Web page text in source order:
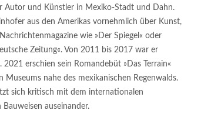
Autor und Künstler in Mexiko-Stadt und Dahn.
aus den Amerikas vornehmlich über Kunst,
wie »Der Spiegel« oder
Zeitung«. Von 2011 bis 2017 war er
erschien sein Romandebüt »Das Terrain«
Museums nahe des mexikanischen Regenwalds.
sich kritisch mit dem internationalen
auseinander.